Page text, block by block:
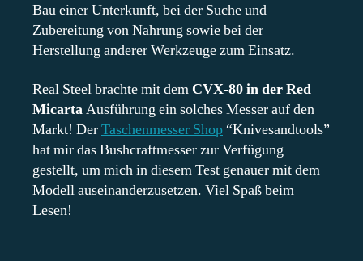
Bau einer Unterkunft, bei der Suche und
Zubereitung von Nahrung sowie bei der
Herstellung anderer Werkzeuge zum Einsatz.
Real Steel brachte mit dem CVX-80 in der Red
MicartaAusführung ein solches Messer auf den
Markt! DerTaschenmesser Shop“Knivesandtools”
hat mir das Bushcraftmesser zur Verfügung
gestellt, um mich in diesem Test genauer mit dem
Modell auseinanderzusetzen. Viel Spaß beim
Lesen!